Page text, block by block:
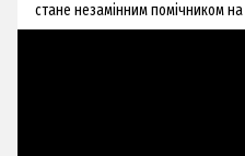
стане незамінним помічником